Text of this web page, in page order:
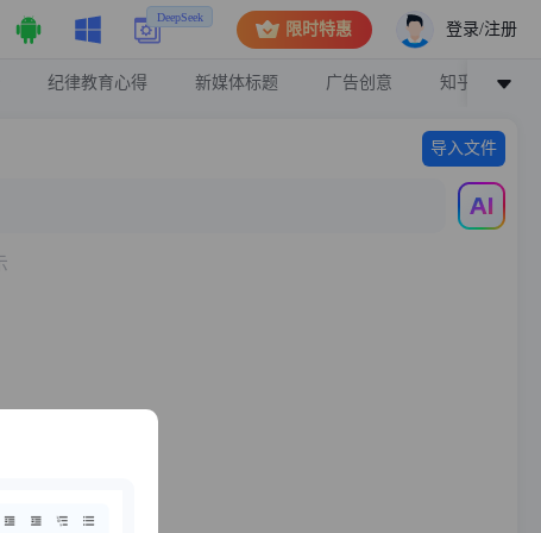
DeepSeek
限时特惠 登录/注册
纪律教育心得 新媒体标题 广告创意 知乎高赞回答
导入文件